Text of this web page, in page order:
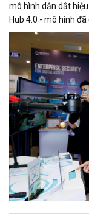
mô hình dẫn dắt
Hub 4.0 - mô hình
và có khả năng